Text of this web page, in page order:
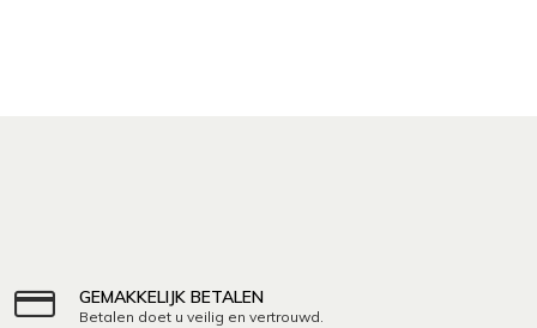
GEMAKKELIJK BETALEN
Betalen doet u veilig en vertrouwd.